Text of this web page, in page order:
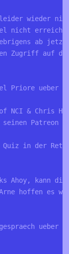
leider wieder
nicht
ab jetzt
Zugriff auf
Priore ueber
of NCI & Chris
Patreon
Quiz in der
Ahoy, kann
Arne hoffen es
ueber